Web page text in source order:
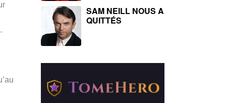
SAM NEILL NOUS A
QUITTÉS